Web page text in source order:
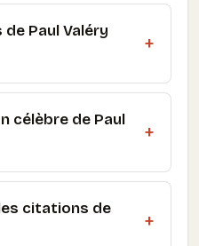
Paul Valéry
célèbre de Paul
citations de